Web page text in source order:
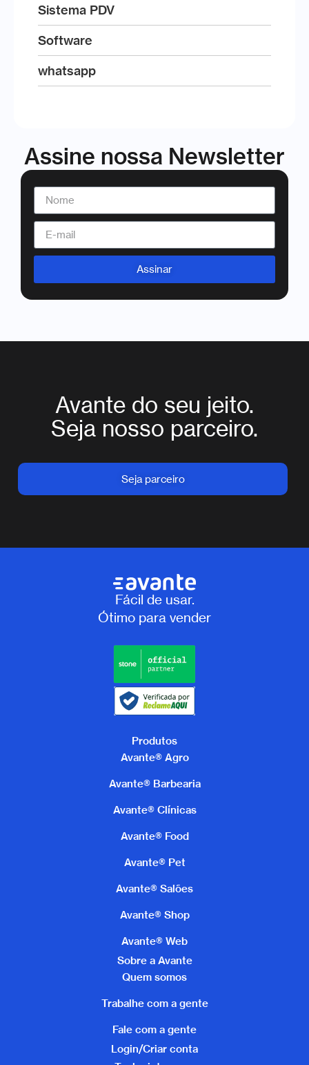
Sistema PDV
Software
whatsapp
Assine nossa Newsletter
Assinar
Avante do seu jeito.
Seja nosso parceiro.
Seja parceiro
Fácil de usar.
Ótimo para vender
Produtos
Avante® Agro
Avante® Barbearia
Avante® Clínicas
Avante® Food
Avante® Pet
Avante® Salões
Avante® Shop
Avante® Web
Sobre a Avante
Quem somos
Trabalhe com a gente
Fale com a gente
Login/Criar conta